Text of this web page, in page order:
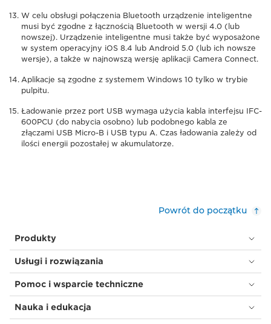
W celu obsługi połączenia Bluetooth urządzenie inteligentne
musi być zgodne z łącznością Bluetooth w wersji 4.0 (lub
nowszej). Urządzenie inteligentne musi także być wyposażone
w system operacyjny iOS 8.4 lub Android 5.0 (lub ich nowsze
wersje), a także w najnowszą wersję aplikacji Camera Connect.
Aplikacje są zgodne z systemem Windows 10 tylko w trybie
pulpitu.
Ładowanie przez port USB wymaga użycia kabla interfejsu IFC-
600PCU (do nabycia osobno) lub podobnego kabla ze
złączami USB Micro-B i USB typu A. Czas ładowania zależy od
ilości energii pozostałej w akumulatorze.
Powrót do początku
Produkty
Usługi i rozwiązania
Pomoc i wsparcie techniczne
Nauka i edukacja